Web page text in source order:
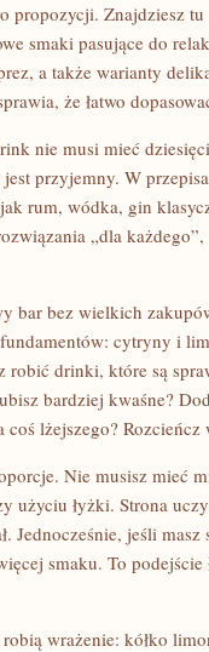
propozycji. Znajdziesz
smaki pasujące do
a także warianty
że łatwo
nie musi mieć
przyjemny. W
rum, wódka, gin
„dla
bar bez wielkich
cytryny i
drinki, które są
bardziej kwaśne?
lżejszego? Rozcieńcz
Nie musisz mieć
użyciu łyżki. Strona
Jednocześnie, jeśli
smaku. To
wrażenie: kółko